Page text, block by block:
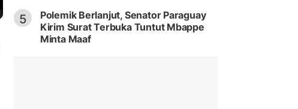
5
Polemik Berlanjut, Senator Paraguay
Kirim Surat Terbuka Tuntut Mbappe
Minta Maaf